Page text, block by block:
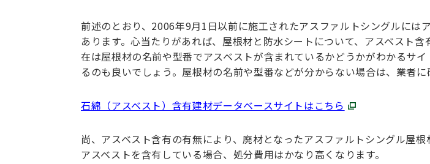
前述のとおり、2006年9月1日以前に施工されたアスファルトシングルには
あります。心当たりがあれば、屋根材と防水シートについて、アスベスト
在は屋根材の名前や型番でアスベストが含まれているかどうかがわかるサ
るのも良いでしょう。屋根材の名前や型番などが分からない場合は、業者に
石綿（アスベスト）含有建材データベースサイトはこちら
尚、アスベスト含有の有無により、廃材となったアスファルトシングル屋根
アスベストを含有している場合、処分費用はかなり高くなります。